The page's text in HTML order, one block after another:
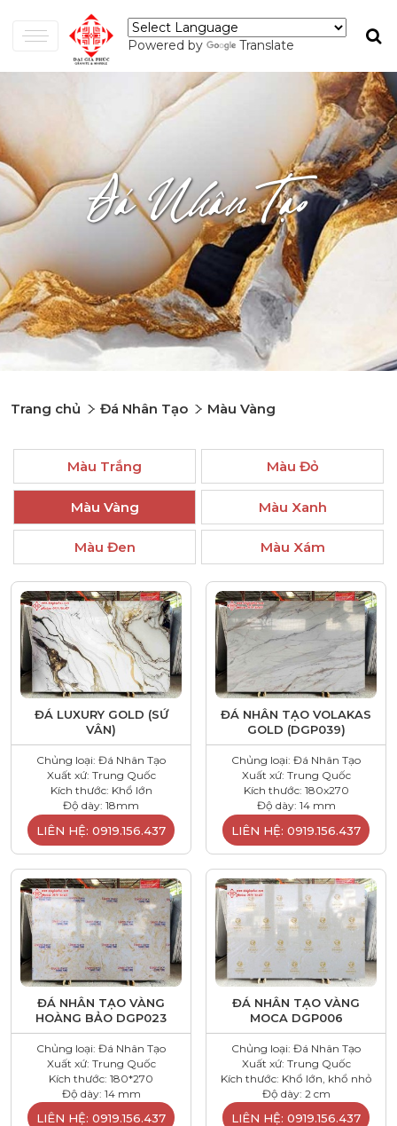
Powered by Translate
Đá Nhân Tạo
Trang chủ Đá Nhân Tạo Màu Vàng
Màu Trắng Màu Đỏ
Màu Vàng Màu Xanh
Màu Đen Màu Xám
ĐÁ LUXURY GOLD (SỨ
VÂN)
Chủng loại: Đá Nhân Tạo
Xuất xứ: Trung Quốc
Kích thước: Khổ lớn
Độ dày: 18mm
LIÊN HỆ: 0919.156.437
ĐÁ NHÂN TẠO VOLAKAS
GOLD (DGP039)
Chủng loại: Đá Nhân Tạo
Xuất xứ: Trung Quốc
Kích thước: 180x270
Độ dày: 14 mm
LIÊN HỆ: 0919.156.437
ĐÁ NHÂN TẠO VÀNG
HOÀNG BẢO DGP023
Chủng loại: Đá Nhân Tạo
Xuất xứ: Trung Quốc
Kích thước: 180*270
Độ dày: 14 mm
LIÊN HỆ: 0919.156.437
ĐÁ NHÂN TẠO VÀNG
MOCA DGP006
Chủng loại: Đá Nhân Tạo
Xuất xứ: Trung Quốc
Kích thước: Khổ lớn, khổ nhỏ
Độ dày: 2 cm
LIÊN HỆ: 0919.156.437